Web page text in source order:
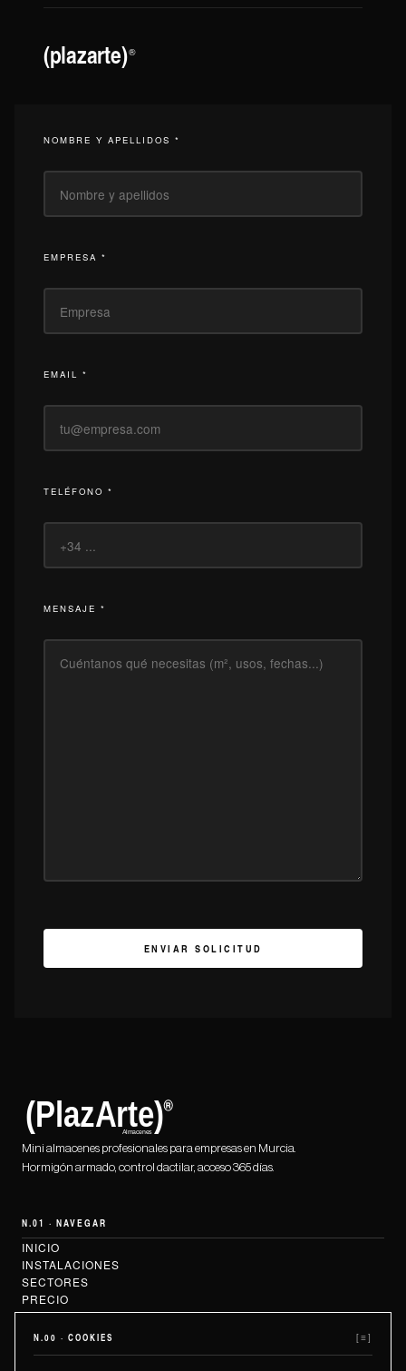
(plazarte)®
NOMBRE Y APELLIDOS *
EMPRESA *
EMAIL *
TELÉFONO *
MENSAJE *
Mini almacenes profesionales para empresas en Murcia.
Hormigón armado, control dactilar, acceso 365 días.
N.01 · NAVEGAR
INICIO
INSTALACIONES
SECTORES
PRECIO
CALCULADORA
MANUAL DE MARCA
N.00 · COOKIES [≡]